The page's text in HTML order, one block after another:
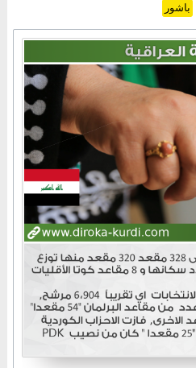
باشور